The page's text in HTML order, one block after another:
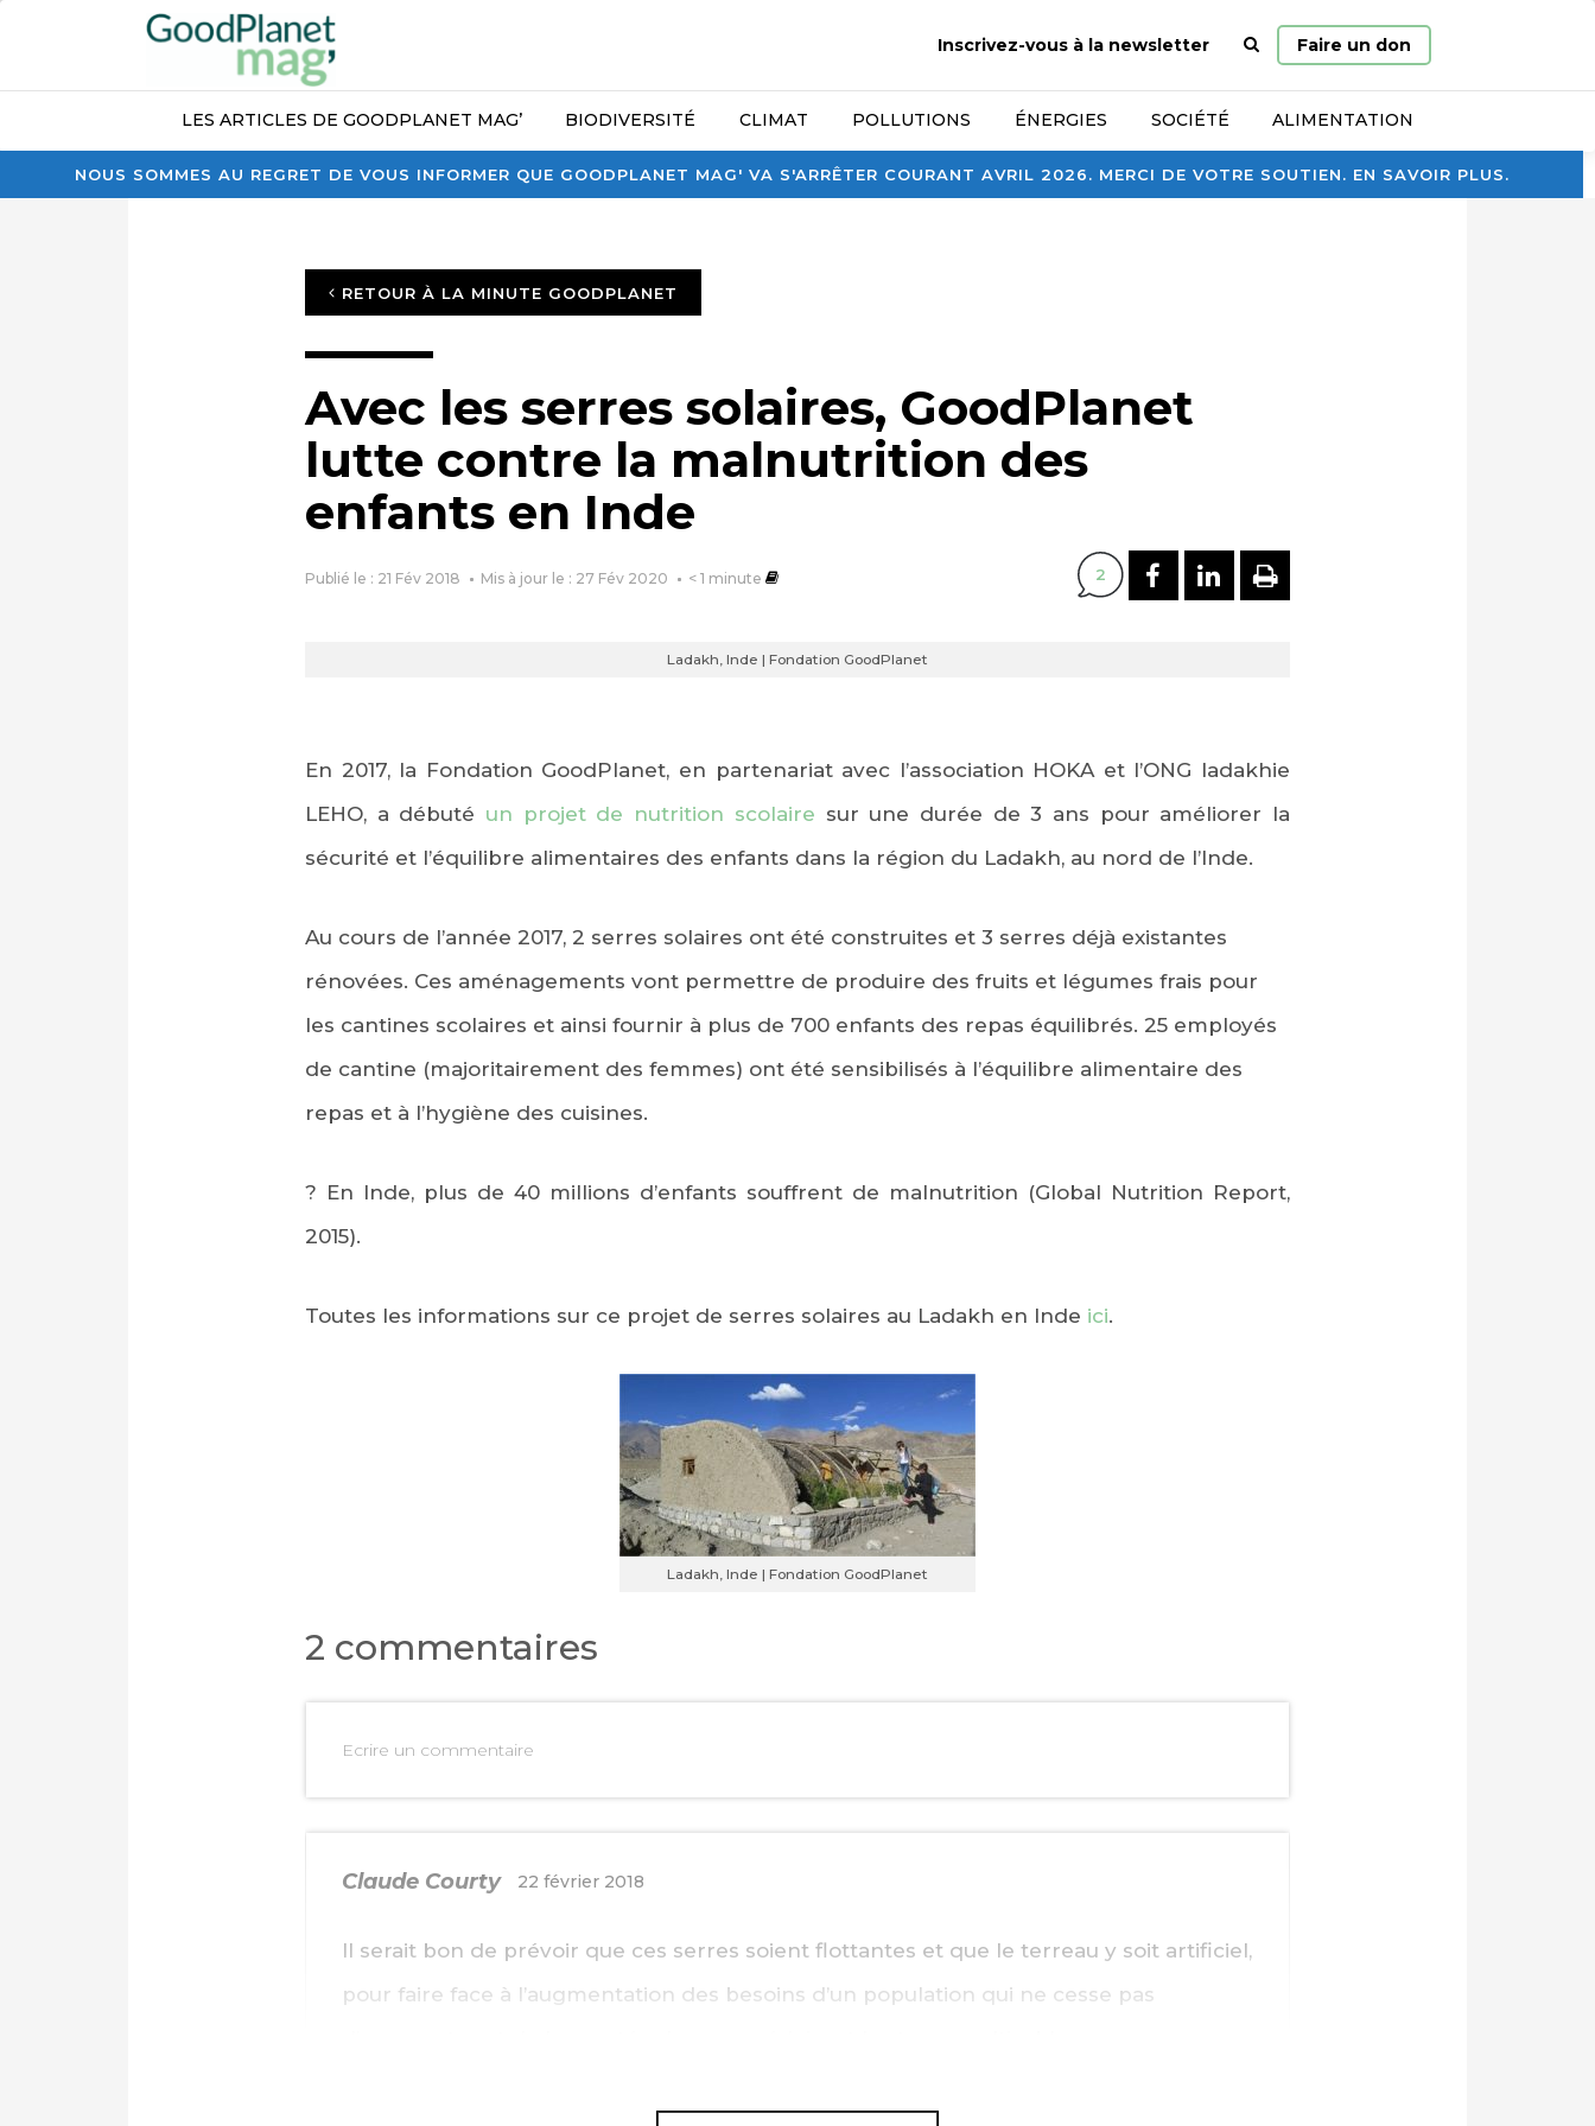
NOUS SOMMES AU REGRET DE VOUS INFORMER QUE GOODPLANET MAG' VA S'ARRÊTER COURANT AVRIL 2026. MERCI DE VOTRE SOUTIEN. EN SAVOIR PLUS.
Inscrivez-vous à la newsletter
Page
d’accueil
Faire un don
LES ARTICLES DE GOODPLANET MAG’ BIODIVERSITÉ CLIMAT POLLUTIONS ÉNERGIES SOCIÉTÉ ALIMENTATION
PARTAGER SUR FACEBOOK
PARTAGER SUR LINKEDIN
RETOUR À LA MINUTE GOODPLANET
Avec les serres solaires, GoodPlanet
lutte contre la malnutrition des
enfants en Inde
Publié le : 21 Fév 2018 Mis à jour le : 27 Fév 2020 < 1 minute 2 PARTAGER SUR FACEBOOK
PARTAGER SUR
IMPRIMER
Ladakh, Inde | Fondation GoodPlanet
En 2017, la Fondation GoodPlanet, en partenariat avec l’association HOKA et l’ONG ladakhie
LEHO, a débuté un projet de nutrition scolaire sur une durée de 3 ans pour améliorer la
sécurité et l’équilibre alimentaires des enfants dans la région du Ladakh, au nord de l’Inde.
Au cours de l’année 2017, 2 serres solaires ont été construites et 3 serres déjà existantes
rénovées. Ces aménagements vont permettre de produire des fruits et légumes frais pour
les cantines scolaires et ainsi fournir à plus de 700 enfants des repas équilibrés. 25 employés
de cantine (majoritairement des femmes) ont été sensibilisés à l’équilibre alimentaire des
repas et à l’hygiène des cuisines.
? En Inde, plus de 40 millions d’enfants souffrent de malnutrition (Global Nutrition Report,
2015).
Toutes les informations sur ce projet de serres solaires au Ladakh en Inde ici.
Ladakh, Inde | Fondation GoodPlanet
2 commentaires
Ecrire un commentaire
Claude Courty 22 février 2018
Il serait bon de prévoir que ces serres soient flottantes et que le terreau y soit artificiel,
pour faire face à l’augmentation des besoins d’un population qui ne cesse pas